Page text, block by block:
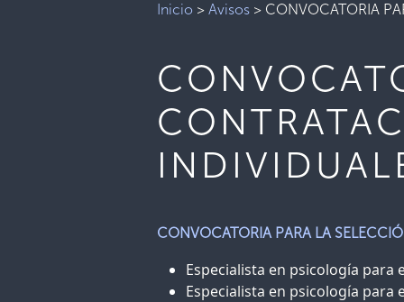
Inicio >Avisos > CONVOCATORIA
CONVOCATORIA PARA LA
Especialista en psicología
Especialista en psicología para